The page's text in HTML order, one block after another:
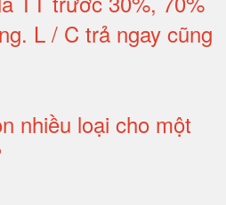
L / C trả ngay cũng
nhiều loại cho một